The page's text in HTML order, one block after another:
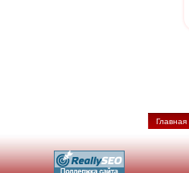
Главная